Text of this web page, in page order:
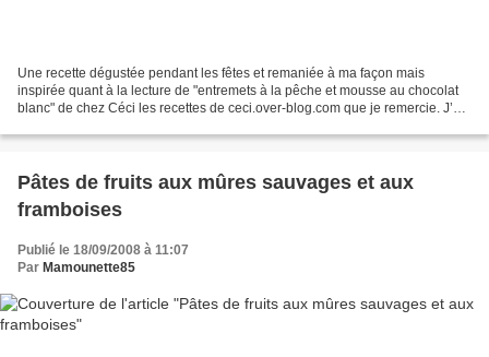
Une recette dégustée pendant les fêtes et remaniée à ma façon mais
inspirée quant à la lecture de "entremets à la pêche et mousse au chocolat
blanc" de chez Céci les recettes de ceci.over-blog.com que je remercie. J’ai
Pâtes de fruits aux mûres sauvages et aux
framboises
Publié le 18/09/2008 à 11:07
Par Mamounette85